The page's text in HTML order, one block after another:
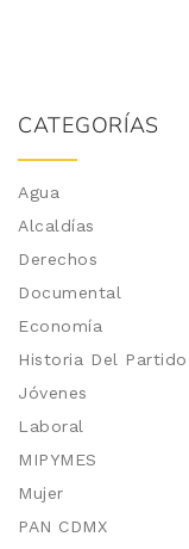
CATEGORÍAS
Agua
Alcaldías
Derechos
Documental
Economía
Historia Del Partido
Jóvenes
Laboral
MIPYMES
Mujer
PAN CDMX